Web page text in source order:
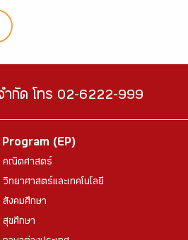
ำกัด โทร 02-6222-999
(EP)
คณิตศาสตร์
ทยาศาสตร์และเทคโนโลยี
สังคมศึกษา
สุขศึกษา